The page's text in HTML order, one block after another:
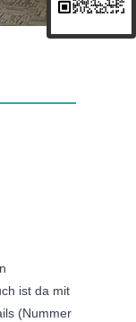
ist da mit
(Nummer